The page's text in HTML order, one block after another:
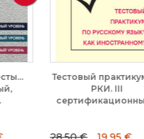
Тестовый практикум по
сертификационный...